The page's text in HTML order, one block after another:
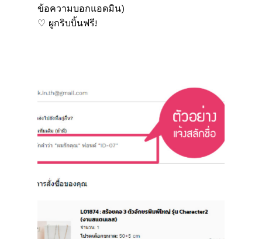
ข้อความบอกแอดมิน)
♡ ผูกริบบิ้นฟรี!